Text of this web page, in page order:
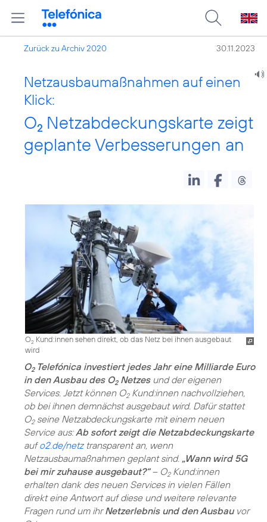
Zurück zu Archiv 2020 30.11.2023
Netzausbaumaßnahmen auf einen
Klick:
O2 Netzabdeckungskarte zeigt
geplante Verbesserungen an
O2 Kund:innen sehen direkt, ob das Netz bei ihnen ausgebaut
wird
O2Telefónica investiert jedes Jahr eine Milliarde Euro
in den Ausbau des O2Netzesund der eigenen
Services. Jetzt können O2Kund:innen nachvollziehen,
ob bei ihnen demnächst ausgebaut wird. Dafür stattet
O2seine Netzabdeckungskarte mit einem neuen
Service aus:Ab sofort zeigt die Netzabdeckungskarte
aufo2.de/netztransparent an, wenn
Netzausbaumaßnahmen geplant sind. „Wann wird 5G
bei mir zuhause ausgebaut?“– O2Kund:innen
erhalten dank des neuen Services in vielen Fällen
direkt eine Antwort auf diese und weitere relevante
Fragen rund um ihrNetzerlebnis und den Ausbauvor